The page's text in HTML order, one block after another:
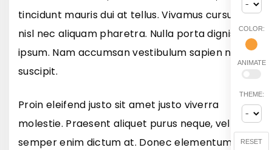
tincidunt mauris dui at tellus. Vivamus cursus
nisl nec aliquam pharetra. Nulla porta dignissim
ipsum. Nam accumsan vestibulum sapien nec
suscipit.
Proin eleifend justo sit amet justo viverra
molestie. Praesent aliquet purus neque, vel
semper enim dictum at. Donec elementum
COLOR:
ANIMATE
THEME:
RESET